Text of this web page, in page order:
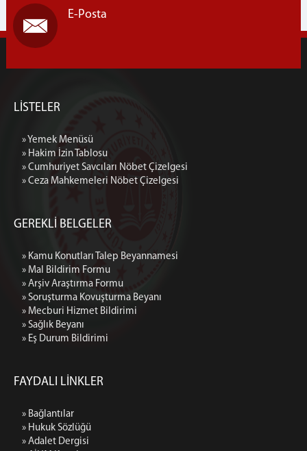
E-Posta
LİSTELER
» Yemek Menüsü
» Hakim İzin Tablosu
» Cumhuriyet Savcıları Nöbet Çizelgesi
» Ceza Mahkemeleri Nöbet Çizelgesi
GEREKLİ BELGELER
» Kamu Konutları Talep Beyannamesi
» Mal Bildirim Formu
» Arşiv Araştırma Formu
» Soruşturma Kovuşturma Beyanı
» Mecburi Hizmet Bildirimi
» Sağlık Beyanı
» Eş Durum Bildirimi
FAYDALI LİNKLER
» Bağlantılar
» Hukuk Sözlüğü
» Adalet Dergisi